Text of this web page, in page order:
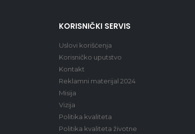
KORISNIČKI SERVIS
Uslovi korišćenja
Korisničko uputstvo
Kontakt
Reklamni materijal 2024
Misija
Vizija
Politika kvaliteta
Politika kvaliteta životne